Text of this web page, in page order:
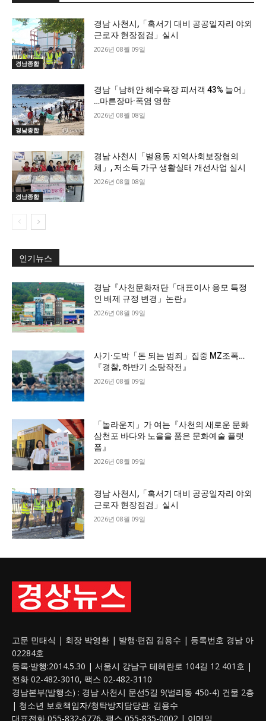
경남종합
경남 사천시,「혹서기 대비 공공일자리 야외
근로자 현장점검」실시
2026년 08월 09일
경남종합
경남「남해안 해수욕장 피서객 43% 늘어」
…마른장마·폭염 영향
2026년 08월 08일
경남종합
경남 사천시「벌용동 지역사회보장협의
체」, 저소득 가구 생활실태 개선사업 실시
2026년 08월 08일
인기뉴스
경남『사천문화재단「대표이사 응모 특정
인 배제 규정 변경」논란』
2026년 08월 09일
사기·도박「돈 되는 범죄」집중 MZ조폭…
『경찰, 하반기 소탕작전』
2026년 08월 09일
「놀라운지」가 여는『사천의 새로운 문화
삼천포 바다와 노을을 품은 문화예술 플랫
폼』
2026년 08월 09일
경남 사천시,「혹서기 대비 공공일자리 야외
근로자 현장점검」실시
2026년 08월 09일
고문 민태식 | 회장 박영환 | 발행·편집 김용수 | 등록번호 경남 아
02284호
등록·발행:2014.5.30 | 서울시 강남구 테헤란로 104길 12 401호 |
전화 02-482-3010, 팩스 02-482-3110
경남본부(발행소) : 경남 사천시 문선5길 9(벌리동 450-4) 건물 2층
| 청소년 보호책임자/청탁방지담당관: 김용수
대표전화 055-832-6776, 팩스 055-835-0002 | 이메일